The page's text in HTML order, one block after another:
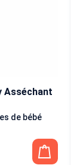
Asséchant
de bébé